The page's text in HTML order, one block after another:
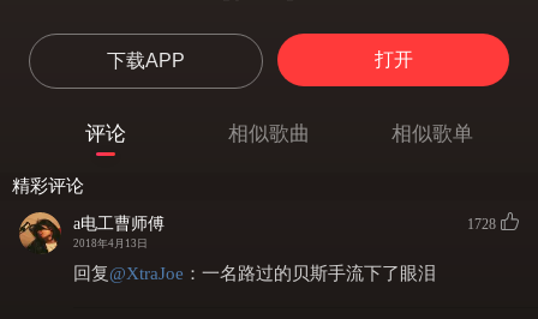
To help me to remember
帮助我记得
Baby please forget me not
宝贝勿忘我
I want you to remember
Sharing a joy that we thought would last
下载APP 打开
评论 相似歌曲 相似歌单
精彩评论
a电工曹师傅
2018年4月13日
1728
回复@XtraJoe ： 一名路过的贝斯手流下了眼泪